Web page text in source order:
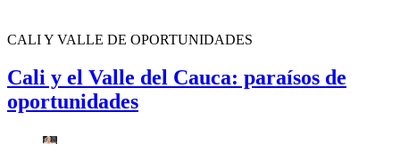
CALI Y VALLE DE OPORTUNIDADES
Cali y el Valle del Cauca: paraísos de
oportunidades